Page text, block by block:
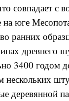
совпадает с
юге
ранних
древнего
3400 годом
нескольких
деревянной